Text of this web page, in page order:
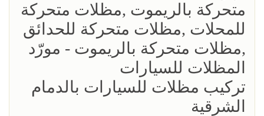
متحركة بالريموت ,مظلات متحركة
للمحلات ,مظلات متحركة للحدائق
,مظلات متحركة بالريموت - مورّد
المظلات للسيارات
تركيب مظلات للسيارات بالدمام
الشرقية